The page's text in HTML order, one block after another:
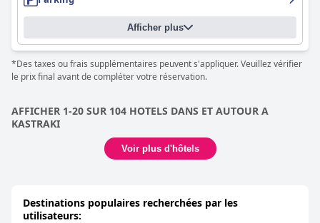
destination de rêve pour les amoureux de la plage et les familles
à la recherche d'une atmosphère familiale.
Afficher plus
*Des taxes ou frais supplémentaires peuvent s'appliquer. Veuillez vérifier
le prix final avant de compléter votre réservation.
AFFICHER 1-20 SUR 104 HOTELS DANS ET AUTOUR A
KASTRAKI
Voir plus d'hôtels
Destinations populaires recherchées par les
utilisateurs: